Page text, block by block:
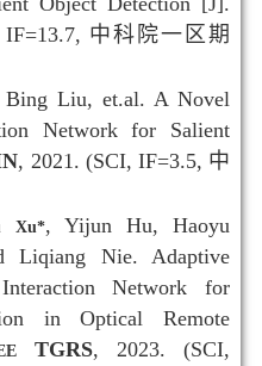
IF=13.7, 中科院一区期
Liu, et.al. A Novel
Network for Salient
, 2021. (SCI, IF=3.5, 中
Xu*, Yijun Hu, Haoyu
Liqiang Nie. Adaptive
Network for
in Optical Remote
TGRS, 2023. (SCI,